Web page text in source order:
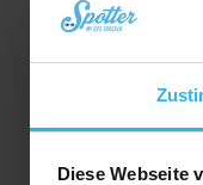
Diese Webseite